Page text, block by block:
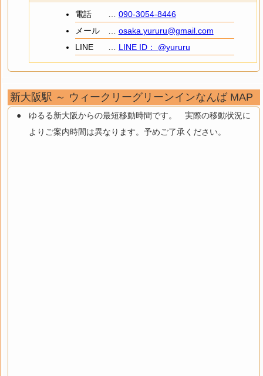
電話
090-3054-8446
メール
osaka.yururu@gmail.com
LINE
LINE ID： @yururu
新大阪駅 ～ ウィークリーグリーンインなんば MAP
ゆるる新大阪からの最短移動時間です。 実際の移動状況に
よりご案内時間は異なります。予めご了承ください。